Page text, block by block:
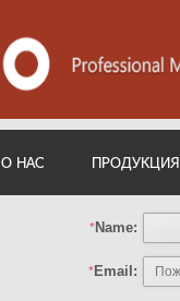
О НАС ПРОДУКЦИЯ
*Name:
*Email: